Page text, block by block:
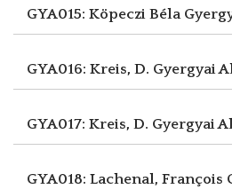
GYA015: Köpeczi Béla
GYA016: Kreis, D. Gyergyai
GYA017: Kreis, D. Gyergyai
GYA018: Lachenal, François